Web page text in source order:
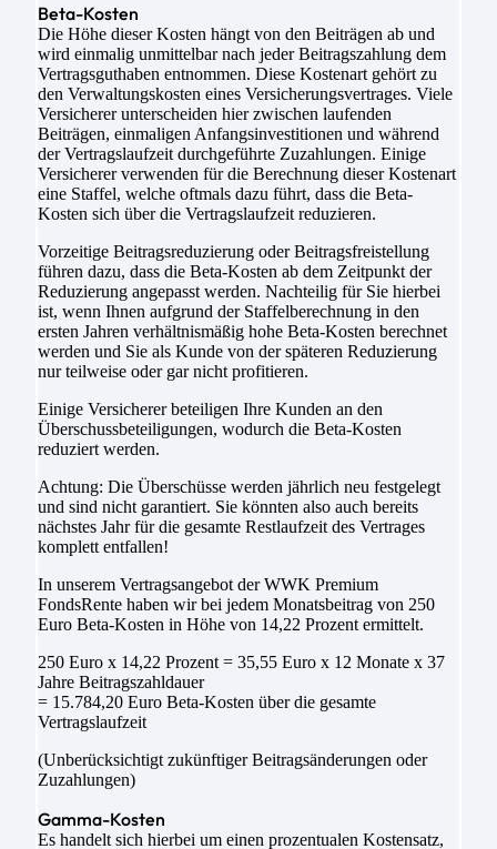
Beta-Kosten
Die Höhe dieser Kosten hängt von den Beiträgen ab und
wird einmalig unmittelbar nach jeder Beitragszahlung dem
Vertragsguthaben entnommen. Diese Kostenart gehört zu
den Verwaltungskosten eines Versicherungsvertrages. Viele
Versicherer unterscheiden hier zwischen laufenden
Beiträgen, einmaligen Anfangsinvestitionen und während
der Vertragslaufzeit durchgeführte Zuzahlungen. Einige
Versicherer verwenden für die Berechnung dieser Kostenart
eine Staffel, welche oftmals dazu führt, dass die Beta-
Kosten sich über die Vertragslaufzeit reduzieren.
Vorzeitige Beitragsreduzierung oder Beitragsfreistellung
führen dazu, dass die Beta-Kosten ab dem Zeitpunkt der
Reduzierung angepasst werden. Nachteilig für Sie hierbei
ist, wenn Ihnen aufgrund der Staffelberechnung in den
ersten Jahren verhältnismäßig hohe Beta-Kosten berechnet
werden und Sie als Kunde von der späteren Reduzierung
nur teilweise oder gar nicht profitieren.
Einige Versicherer beteiligen Ihre Kunden an den
Überschussbeteiligungen, wodurch die Beta-Kosten
reduziert werden.
Achtung: Die Überschüsse werden jährlich neu festgelegt
und sind nicht garantiert. Sie könnten also auch bereits
nächstes Jahr für die gesamte Restlaufzeit des Vertrages
komplett entfallen!
In unserem Vertragsangebot der WWK Premium
FondsRente haben wir bei jedem Monatsbeitrag von 250
Euro Beta-Kosten in Höhe von 14,22 Prozent ermittelt.
250 Euro x 14,22 Prozent = 35,55 Euro x 12 Monate x 37
Jahre Beitragszahldauer
= 15.784,20 Euro Beta-Kosten über die gesamte
Vertragslaufzeit
(Unberücksichtigt zukünftiger Beitragsänderungen oder
Zuzahlungen)
Gamma-Kosten
Es handelt sich hierbei um einen prozentualen Kostensatz,